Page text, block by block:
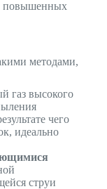
повышенных
методами,
газ высокого
чего
идеально
струи